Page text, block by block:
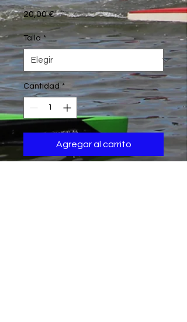
20,00 €Precio
Talla *
Cantidad *
Agregar al carrito